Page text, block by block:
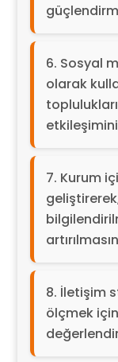
Sosyal
olarak
etkileşimini
Kurum
İletişim
ölçmek